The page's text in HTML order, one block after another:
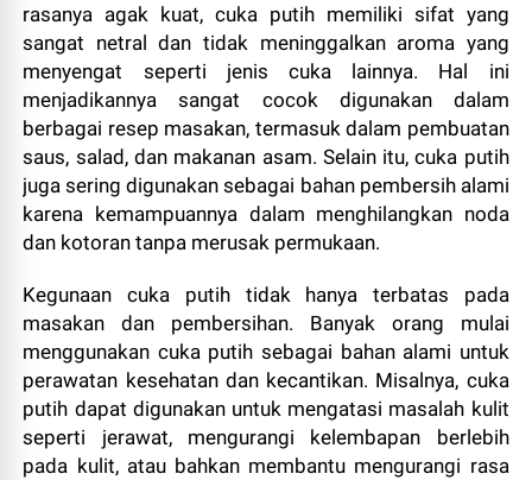
rasanya agak kuat, cuka putih memiliki sifat yang
sangat netral dan tidak meninggalkan aroma yang
menyengat seperti jenis cuka lainnya. Hal ini
menjadikannya sangat cocok digunakan dalam
berbagai resep masakan, termasuk dalam pembuatan
saus, salad, dan makanan asam. Selain itu, cuka putih
juga sering digunakan sebagai bahan pembersih alami
karena kemampuannya dalam menghilangkan noda
dan kotoran tanpa merusak permukaan.
Kegunaan cuka putih tidak hanya terbatas pada
masakan dan pembersihan. Banyak orang mulai
menggunakan cuka putih sebagai bahan alami untuk
perawatan kesehatan dan kecantikan. Misalnya, cuka
putih dapat digunakan untuk mengatasi masalah kulit
seperti jerawat, mengurangi kelembapan berlebih
pada kulit, atau bahkan membantu mengurangi rasa